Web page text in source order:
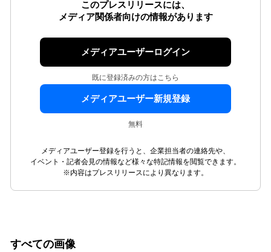
このプレスリリースには、
メディア関係者向けの情報があります
メディアユーザーログイン
既に登録済みの方はこちら
メディアユーザー新規登録
無料
メディアユーザー登録を行うと、企業担当者の連絡先や、
イベント・記者会見の情報など様々な特記情報を閲覧できます。
※内容はプレスリリースにより異なります。
すべての画像